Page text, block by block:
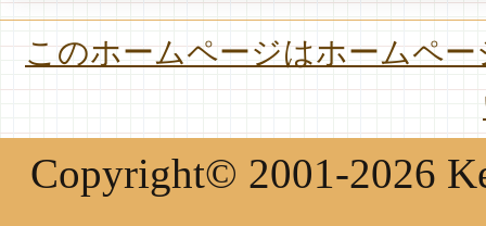
このホームページはホームペ
Copyright© 2001-2026